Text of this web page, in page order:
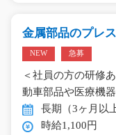
金属部品のプレ
NEW 急募
＜社員の方の研修
動車部品や医療機
長期（3ヶ月以
時給1,100円